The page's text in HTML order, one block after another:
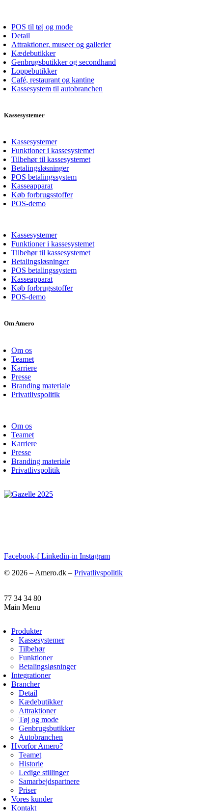
POS til tøj og mode
Detail
Attraktioner, museer og gallerier
Kædebutikker
Genbrugsbutikker og secondhand
Loppebutikker
Café, restaurant og kantine
Kassesystem til autobranchen
Kassesystemer
Kassesystemer
Funktioner i kassesystemet
Tilbehør til kassesystemet
Betalingsløsninger
POS betalingssystem
Kasseapparat
Køb forbrugsstoffer
POS-demo
Kassesystemer
Funktioner i kassesystemet
Tilbehør til kassesystemet
Betalingsløsninger
POS betalingssystem
Kasseapparat
Køb forbrugsstoffer
POS-demo
Om Amero
Om os
Teamet
Karriere
Presse
Branding materiale
Privatlivspolitik
Om os
Teamet
Karriere
Presse
Branding materiale
Privatlivspolitik
Facebook-f Linkedin-in Instagram
© 2026 – Amero.dk – Privatlivspolitik
77 34 34 80
Main Menu
Produkter
Kassesystemer
Tilbehør
Funktioner
Betalingsløsninger
Integrationer
Brancher
Detail
Kædebutikker
Attraktioner
Tøj og mode
Genbrugsbutikker
Autobranchen
Hvorfor Amero?
Teamet
Historie
Ledige stillinger
Samarbejdspartnere
Priser
Vores kunder
Kontakt